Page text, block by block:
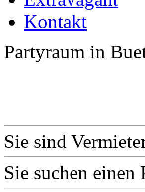
Kontakt
Partyraum in
Sie sind
Sie suchen